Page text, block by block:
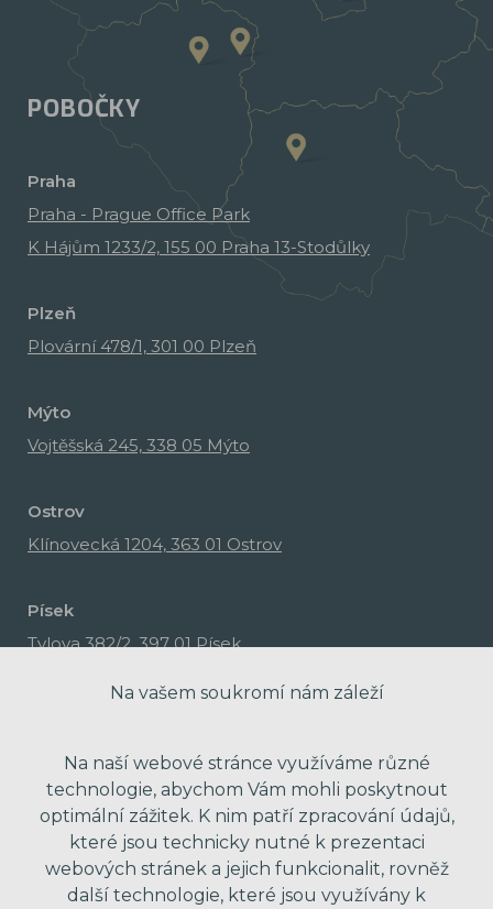
POBOČKY
Praha
Praha - Prague Office Park
K Hájům 1233/2, 155 00 Praha 13-Stodůlky
Plzeň
Plovární 478/1, 301 00 Plzeň
Mýto
Vojtěšská 245, 338 05 Mýto
Ostrov
Klínovecká 1204, 363 01 Ostrov
Písek
Tylova 382/2, 397 01 Písek
Na vašem soukromí nám záleží
Na naší webové stránce využíváme různé
technologie, abychom Vám mohli poskytnout
optimální zážitek. K nim patří zpracování údajů,
které jsou technicky nutné k prezentaci
webových stránek a jejich funkcionalit, rovněž
další technologie, které jsou využívány k